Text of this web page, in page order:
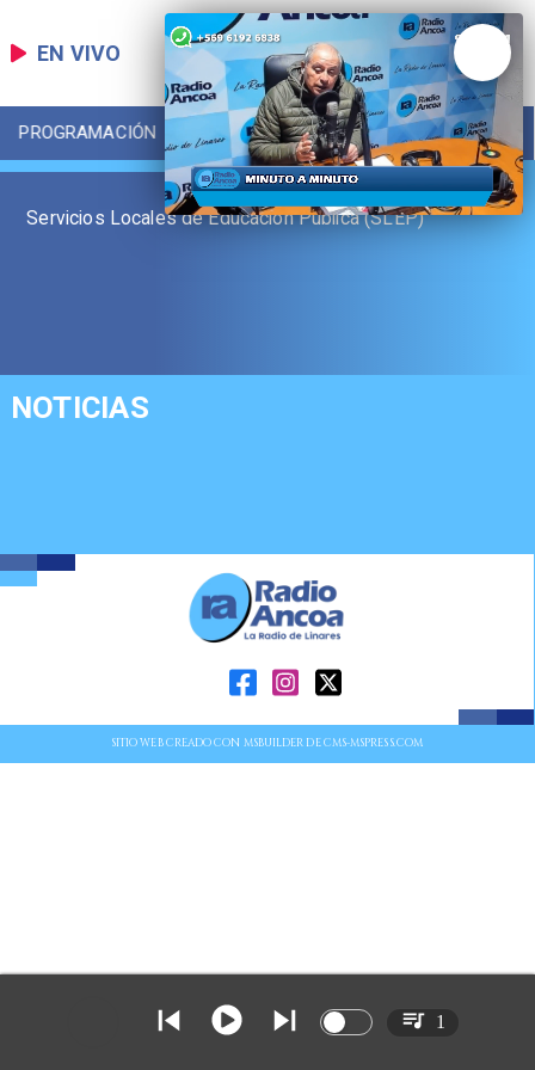
EN VIVO
PROGRAMACIÓN LOCAL DEPORTES
Servicios Locales de Educación Pública (SLEP)
NOTICIAS
SITIO WEB CREADO CON MSBUILDER DE CMS-MSPRESS.COM
1